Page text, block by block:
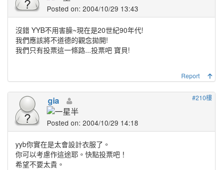
Posted on: 2004/10/29 13:43
沒錯 YYB不用害臊~現在是20世紀90年代!
我們應該將不道德的觀念拋開!
我們只有投票這一條路...投票吧 寶貝!
Report
#210樓
gia
Posted on: 2004/10/29 14:18
yyb你實在是太會設計衣服了。
你可以考慮作這途耶。快點投票吧！
希望不要太貴。